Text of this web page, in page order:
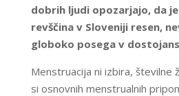
dobrih ljudi opozarjajo, da
revščina v Sloveniji resen,
globoko posega v
Menstruacija ni izbira, številne
si osnovnih menstrualnih